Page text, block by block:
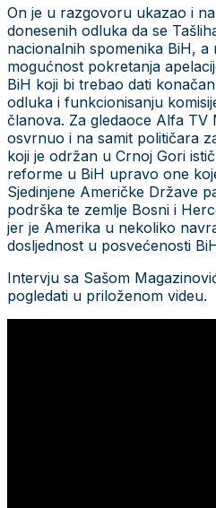
On je u razgovoru ukazao i
donesenih odluka da se
nacionalnih spomenika BiH, a
mogućnost pokretanja
BiH koji bi trebao dati
odluka i funkcionisanju
članova. Za gledaoce Alfa TV
osvrnuo i na samit političara
koji je održan u Crnoj Gori
reforme u BiH upravo one
Sjedinjene Američke Države
podrška te zemlje Bosni i
jer je Amerika u nekoliko
dosljednost u posvećenosti
Intervju sa Sašom
pogledati u priloženom videu.